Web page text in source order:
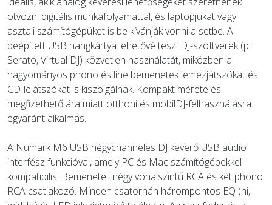
ötvözni digitális munkafolyamattal, és laptopjukat vagy
asztali számítógépüket is be kívánják vonni a setbe. A
beépített USB hangkártya lehetővé teszi DJ-szoftverek (pl.
Serato, Virtual DJ) közvetlen használatát, miközben a
hagyományos phono és line bemenetek lemezjátszókat és
CD-lejátszókat is kiszolgálnak. Kompakt mérete és
megfizethető ára miatt otthoni és mobilDJ-felhasználásra
egyaránt alkalmas.
A Numark M6 USB négychanneles DJ keverő USB audio
interfész funkcióval, amely PC és Mac számítógépekkel
kompatibilis. Bemenetei: négy vonalszintű RCA és két phono
RCA csatlakozó. Minden csatornán hárompontos EQ (hi,